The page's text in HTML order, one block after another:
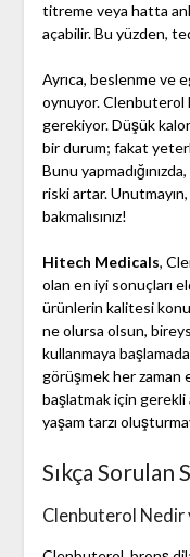
titreme veya hatta
açabilir. Bu yüzden,
Ayrıca, beslenme ve
oynuyor. Clenbuterol
gerekiyor. Düşük
bir durum; fakat
Bunu
riski artar.
bakmalısınız!
Hitech Medicals,
olan en iyi sonuçları
ürünlerin kalitesi
ne olursa olsun,
kullanmaya
görüşmek her zaman
başlatmak için gerekli
yaşam tarzı
Sıkça Sorulan
Clenbuterol Nedir